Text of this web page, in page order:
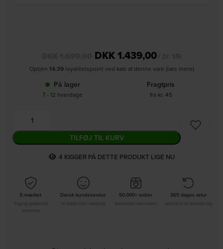
DKK1.439,00/ pr. stk
Optjen 14.39loyalitetspoint ved køb af denne vare (læs mere)
På lager
7 - 12 hverdage
Fragtpris
fra kr. 45
TILFØJ TIL KURV
3 KIGGER PÅ DETTE PRODUKT LIGE NU
E-mærket
Tryg og godkendt
Dansk kundeservice
Vi sidder klar i Aalborg
50.000+ ordrer
Behandlet med omhu
365 dages retur
God tid til at beslutte dig